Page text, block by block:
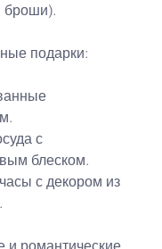
броши).
подарки:
с
блеском.
с декором из